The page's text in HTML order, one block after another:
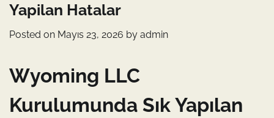
Yapilan Hatalar
Posted on Mayıs 23, 2026 by admin
Wyoming LLC
Kurulumunda Sık Yapılan